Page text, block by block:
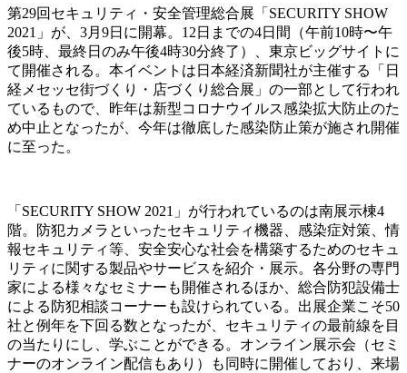
第29回セキュリティ・安全管理総合展「SECURITY SHOW
2021」が、3月9日に開幕。12日までの4日間（午前10時〜午
後5時、最終日のみ午後4時30分終了）、東京ビッグサイトに
て開催される。本イベントは日本経済新聞社が主催する「日
経メセッセ街づくり・店づくり総合展」の一部として行われ
ているもので、昨年は新型コロナウイルス感染拡大防止のた
め中止となったが、今年は徹底した感染防止策が施され開催
に至った。
「SECURITY SHOW 2021」が行われているのは南展示棟4
階。防犯カメラといったセキュリティ機器、感染症対策、情
報セキュリティ等、安全安心な社会を構築するためのセキュ
リティに関する製品やサービスを紹介・展示。各分野の専門
家による様々なセミナーも開催されるほか、総合防犯設備士
による防犯相談コーナーも設けられている。出展企業こそ50
社と例年を下回る数となったが、セキュリティの最前線を目
の当たりにし、学ぶことができる。オンライン展示会（セミ
ナーのオンライン配信もあり）も同時に開催しており、来場